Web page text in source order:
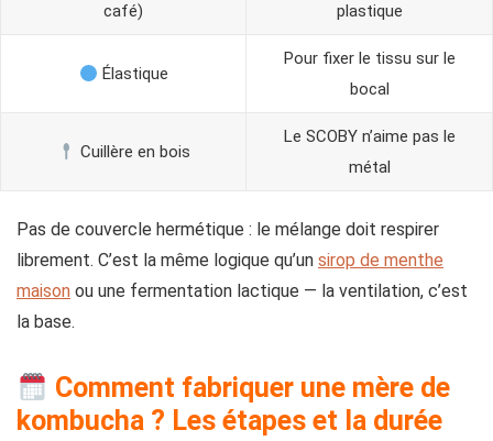
café)
plastique
Élastique
Pour fixer le tissu sur le
bocal
Cuillère en bois
Le SCOBY n’aime pas le
métal
Pas de couvercle hermétique : le mélange doit respirer
librement. C’est la même logique qu’un sirop de menthe
maison ou une fermentation lactique — la ventilation, c’est
la base.
Comment fabriquer une mère de
kombucha ? Les étapes et la durée